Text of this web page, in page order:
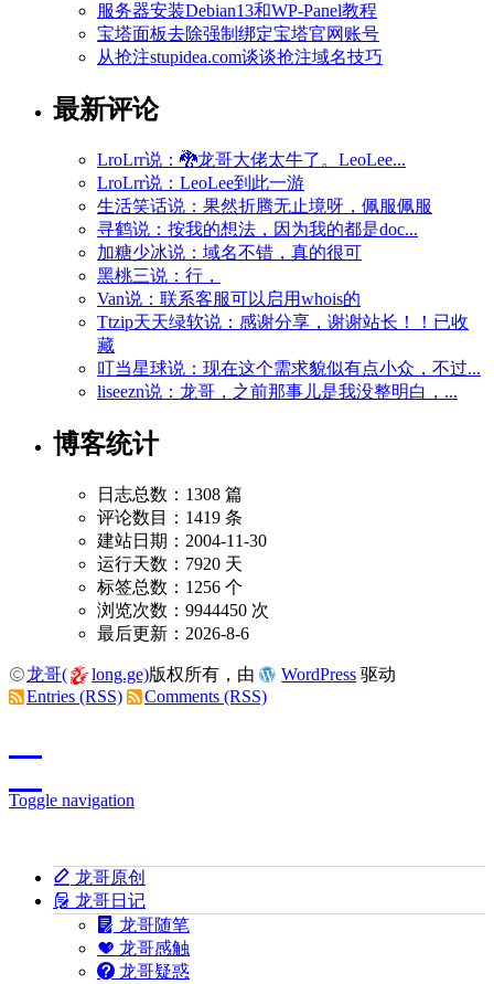
服务器安装Debian13和WP-Panel教程
宝塔面板去除强制绑定宝塔官网账号
从抢注stupidea.com谈谈抢注域名技巧
最新评论
LroLrr说：🐉龙哥大佬太牛了。LeoLee...
LroLrr说：LeoLee到此一游
生活笑话说：果然折腾无止境呀，佩服佩服
寻鹤说：按我的想法，因为我的都是doc...
加糖少冰说：域名不错，真的很可
黑桃三说：行，
Van说：联系客服可以启用whois的
Ttzip天天绿软说：感谢分享，谢谢站长！！已收
藏
叮当星球说：现在这个需求貌似有点小众，不过...
liseezn说：龙哥，之前那事儿是我没整明白，...
博客统计
日志总数：1308 篇
评论数目：1419 条
建站日期：2004-11-30
运行天数：7920 天
标签总数：1256 个
浏览次数：9944450 次
最后更新：2026-8-6
龙哥( long.ge)版权所有，由 WordPress 驱动
Entries (RSS)
Comments (RSS)
Toggle navigation
龙哥原创
龙哥日记
龙哥随笔
龙哥感触
龙哥疑惑